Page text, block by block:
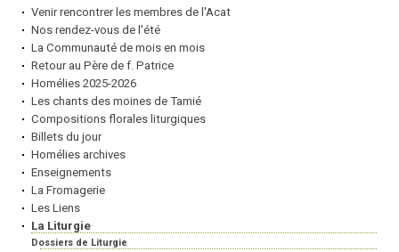
Venir rencontrer les membres de l'Acat
Nos rendez-vous de l'été
La Communauté de mois en mois
Retour au Père de f. Patrice
Homélies 2025-2026
Les chants des moines de Tamié
Compositions florales liturgiques
Billets du jour
Homélies archives
Enseignements
La Fromagerie
Les Liens
La Liturgie
Dossiers de Liturgie